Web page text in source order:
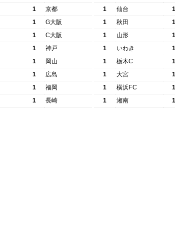
1
京都
1
G大阪
1
C大阪
1
神戸
1
岡山
1
広島
1
福岡
1 長崎
1
仙台 1
1
秋田 1
1
山形 1
1
いわき 1
1
栃木C 1
1
大宮 1
1
横浜FC 1
1
湘南 1